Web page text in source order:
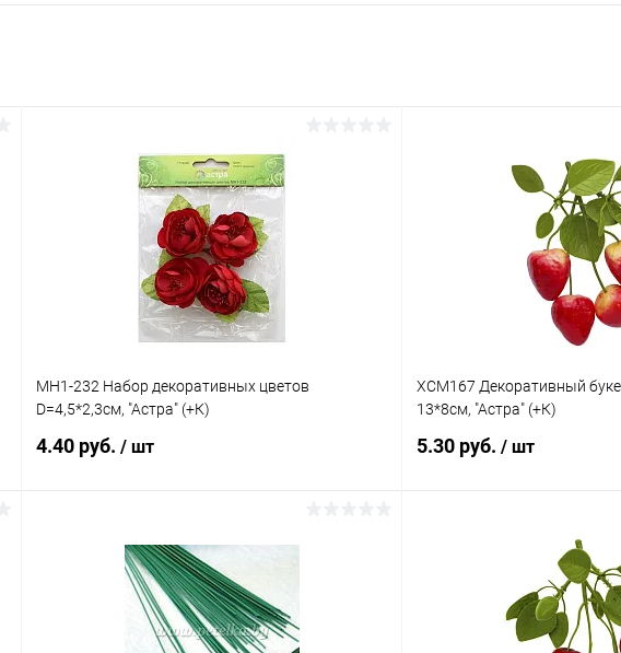
MH1-232 Набор декоративных цветов
D=4,5*2,3см, "Астра" (+К)
4.40 руб. / шт
Купить в 1 клик Сравнение
Под заказ
XCM167 Декоративный
13*8см, "Астра" (+К)
5.30 руб. / шт
В
Купить в 1 клик
В избранное